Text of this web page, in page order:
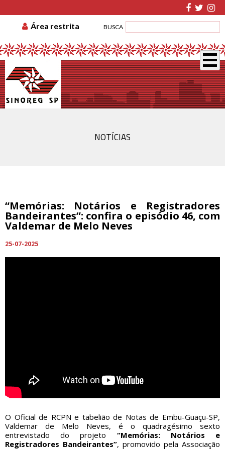
TABELA DE CUSTAS ASSOCIE-SE
GUIA DE
BUSCA
Área restrita
NOTÍCIAS
“Memórias: Notários e Registradores
Bandeirantes”: confira o episódio 46, com
Valdemar de Melo Neves
25-07-2025
O Oficial de RCPN e tabelião de Notas de Embu-Guaçu-SP,
Valdemar de Melo Neves, é o quadragésimo sexto
entrevistado do projeto “Memórias: Notários e
Registradores Bandeirantes”, promovido pela Associação